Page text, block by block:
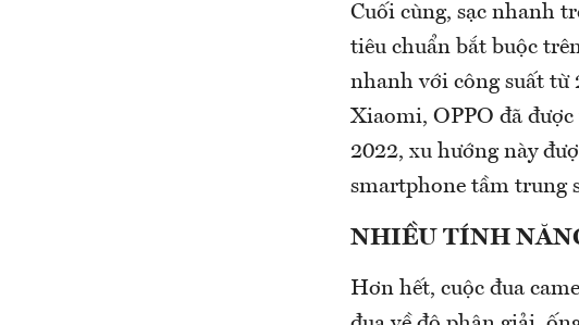
Cuối cùng, sạc nhanh
tiêu chuẩn bắt buộc
nhanh với công suất từ
Xiaomi, OPPO đã
2022, xu hướng này
smartphone tầm trung
NHIỀU TÍNH
Hơn hết, cuộc đua